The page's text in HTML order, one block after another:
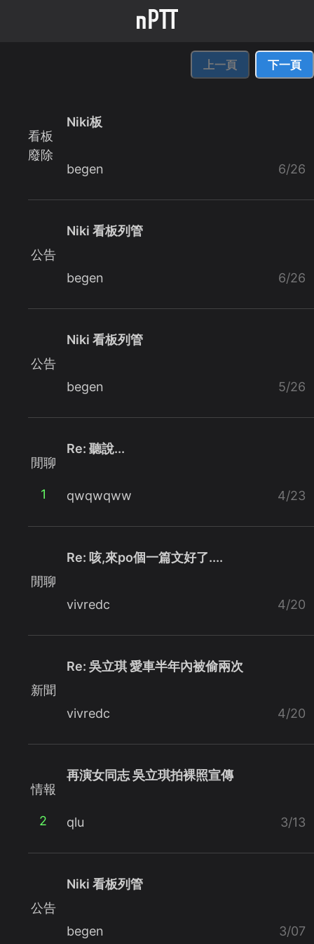
上一頁 下一頁
看板
廢除
Niki板
begen 6/26
公告
Niki 看板列管
begen 6/26
公告
Niki 看板列管
begen 5/26
閒聊
1
Re: 聽說...
qwqwqww 4/23
閒聊
Re: 咳,來po個一篇文好了....
vivredc 4/20
新聞
Re: 吳立琪 愛車半年內被偷兩次
vivredc 4/20
情報
2
再演女同志 吳立琪拍裸照宣傳
qlu 3/13
公告
Niki 看板列管
begen 3/07